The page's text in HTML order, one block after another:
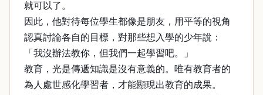
就可以了。
因此，他對待每位學生都像是朋友，用平等的視角
認真討論各自的目標，對那些想入學的少年說：
「我沒辦法教你，但我們一起學習吧。」
教育，光是傳遞知識是沒有意義的。唯有教育者的
為人處世感化學習者，才能顯現出教育的成果。